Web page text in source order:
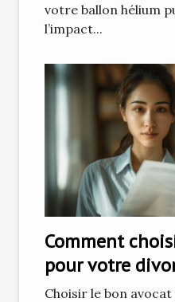
votre ballon hélium
l’impact...
Comment
pour votre
stratégies
Choisir le bon